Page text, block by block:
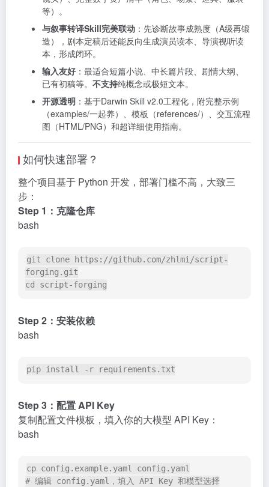
等）。
与叙事转译Skill完美联动 ：先诊断故事成熟度（A级再锻
造），剧本定稿后还能反向生成演员读本、导演视听读
本，形成闭环。
输入友好 ：最适合短篇小说、中长篇片段、剧情大纲、
已有初稿等。 不支持纯概念或极短文本。
开源透明 ：基于Darwin Skill v2.0工程化，附完整示例
（examples/一起养）、模板（references/）、交互流程
图（HTML/PNG）和超详细使用指南。
如何快速部署？
整个项目基于 Python 开发，部署门槛不高，大致三
步：
Step 1：克隆仓库
bash
git clone https://github.com/zhlmi/script-
cd
script-forging
Step 2：安装依赖
bash
pip install -r requirements.txt
Step 3：配置 API Key
复制配置文件模板，填入你的大模型 API Key：
bash
cp
# 编辑 config.yaml，填入 API Key 和模型选择